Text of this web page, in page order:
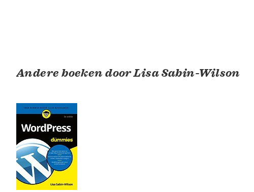
Andere boeken door Lisa Sabin-Wilson